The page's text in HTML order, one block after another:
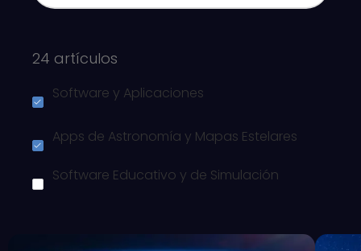
24 artículos
Software y Aplicaciones
Apps de Astronomía y Mapas Estelares
Software Educativo y de Simulación